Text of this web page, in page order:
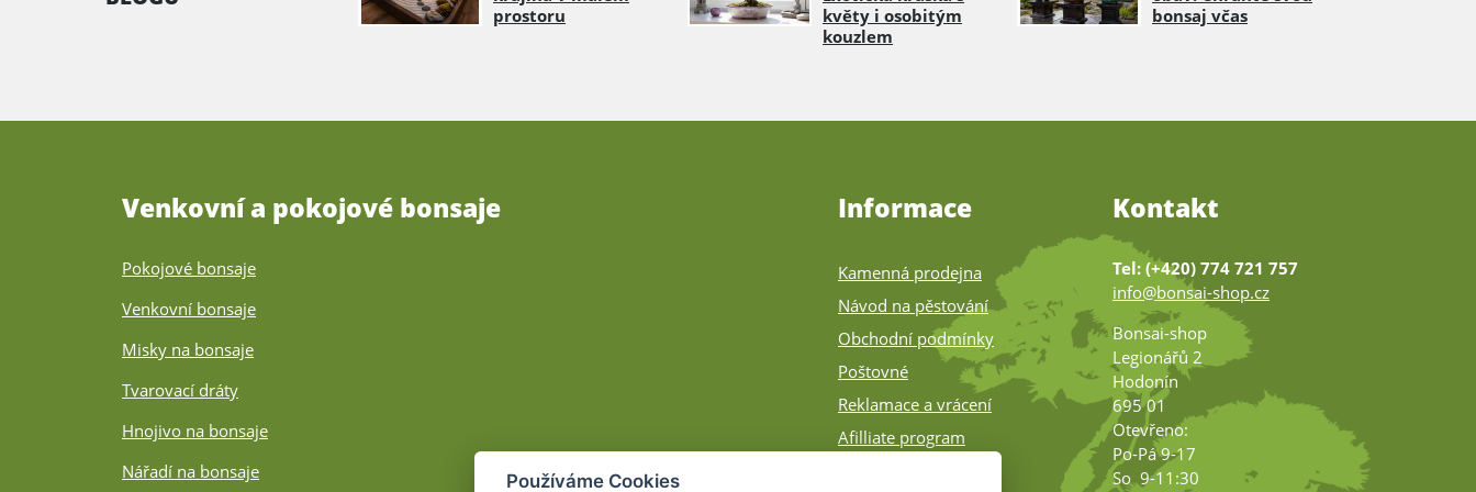
prostoru
květy i osobitým
kouzlem
bonsaj včas
Venkovní a pokojové bonsaje
Pokojové bonsaje
Venkovní bonsaje
Misky na bonsaje
Tvarovací dráty
Hnojivo na bonsaje
Nářadí na bonsaje
Informace
Kamenná prodejna
Návod na pěstování
Obchodní podmínky
Poštovné
Reklamace a vrácení
Afilliate program
Kontakt
Tel: (+420) 774 721 757
info@bonsai-shop.cz
Bonsai-shop
Legionářů 2
Hodonín
695 01
Otevřeno:
Po-Pá 9-17
So 9-11:30
Používáme Cookies